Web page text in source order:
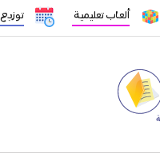
ألعاب تعليمية